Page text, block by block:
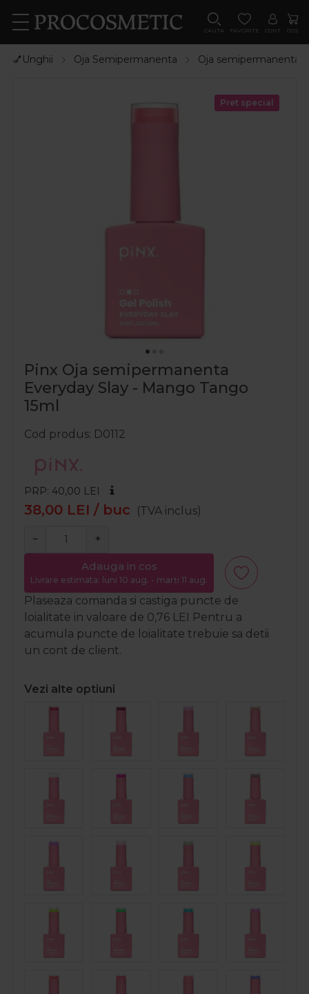
CAUTA FAVORITE CONT COS
💅Unghii Oja Semipermanenta Oja semipermanenta
Pret special
Pinx Oja semipermanenta
Everyday Slay - Mango Tango
15ml
Cod produs D0112
PRP: 40,00 LEI
38,00 LEI / buc (TVA inclus)
− +
Adauga in cos
Livrare estimata: luni 10 aug. - marți 11 aug.
Plaseaza comanda si castiga puncte de
loialitate in valoare de 0,76 LEI Pentru a
acumula puncte de loialitate trebuie sa detii
un cont de client.
Vezi alte optiuni